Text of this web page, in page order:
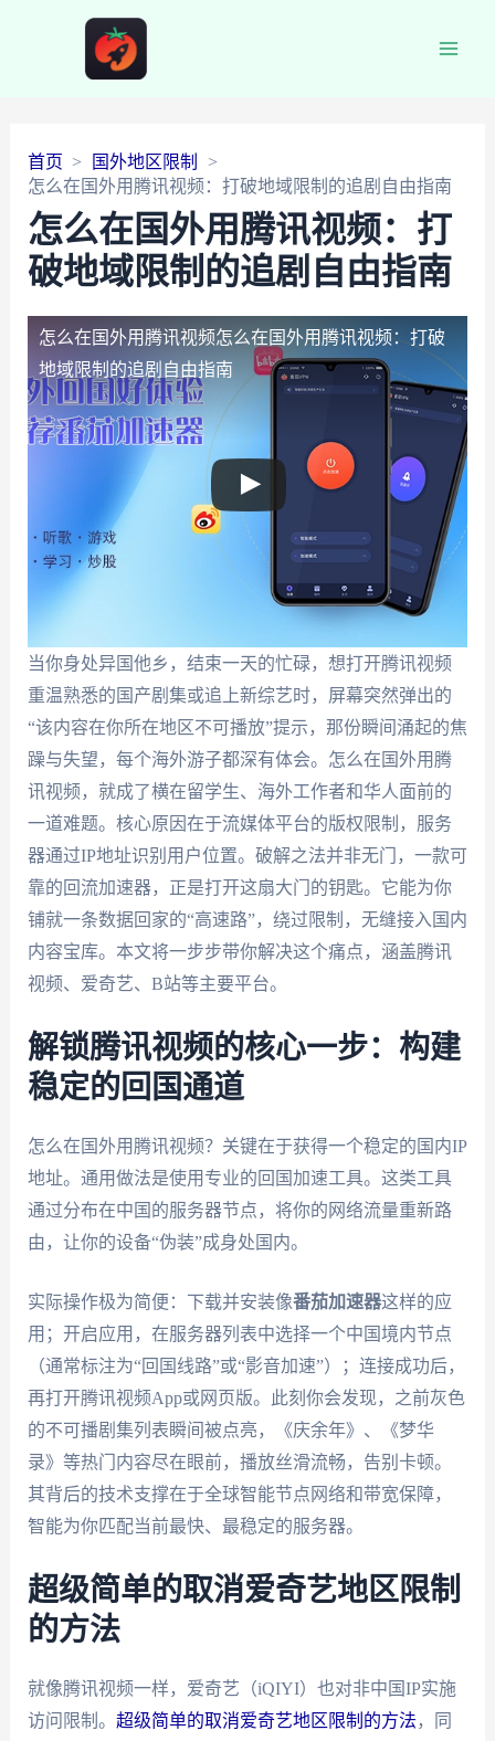
首页
国外地区限制
怎么在国外用腾讯视频：打破地域限制的追剧自由指南
怎么在国外用腾讯视频：打
破地域限制的追剧自由指南
怎么在国外用腾讯视频怎么在国外用腾讯视频：打破
地域限制的追剧自由指南
当你身处异国他乡，结束一天的忙碌，想打开腾讯视频
重温熟悉的国产剧集或追上新综艺时，屏幕突然弹出的
“该内容在你所在地区不可播放”提示，那份瞬间涌起的焦
躁与失望，每个海外游子都深有体会。怎么在国外用腾
讯视频，就成了横在留学生、海外工作者和华人面前的
一道难题。核心原因在于流媒体平台的版权限制，服务
器通过IP地址识别用户位置。破解之法并非无门，一款可
靠的回流加速器，正是打开这扇大门的钥匙。它能为你
铺就一条数据回家的“高速路”，绕过限制，无缝接入国内
内容宝库。本文将一步步带你解决这个痛点，涵盖腾讯
视频、爱奇艺、B站等主要平台。
解锁腾讯视频的核心一步：构建
稳定的回国通道
怎么在国外用腾讯视频？关键在于获得一个稳定的国内IP
地址。通用做法是使用专业的回国加速工具。这类工具
通过分布在中国的服务器节点，将你的网络流量重新路
由，让你的设备“伪装”成身处国内。
实际操作极为简便：下载并安装像番茄加速器这样的应
用；开启应用，在服务器列表中选择一个中国境内节点
（通常标注为“回国线路”或“影音加速”）；连接成功后，
再打开腾讯视频App或网页版。此刻你会发现，之前灰色
的不可播剧集列表瞬间被点亮，《庆余年》、《梦华
录》等热门内容尽在眼前，播放丝滑流畅，告别卡顿。
其背后的技术支撑在于全球智能节点网络和带宽保障，
智能为你匹配当前最快、最稳定的服务器。
超级简单的取消爱奇艺地区限制
的方法
就像腾讯视频一样，爱奇艺（iQIYI）也对非中国IP实施
访问限制。 超级简单的取消爱奇艺地区限制的方法 ，同